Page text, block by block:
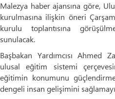
Malezya haber ajansına göre,
kurulmasına ilişkin öneri
kurulu toplantısına
sunulacak.
Başbakan Yardımcısı Ahmed
ulusal eğitim sistemi
eğitimin konumunu
dengeli insan gelişimini sağlamayı